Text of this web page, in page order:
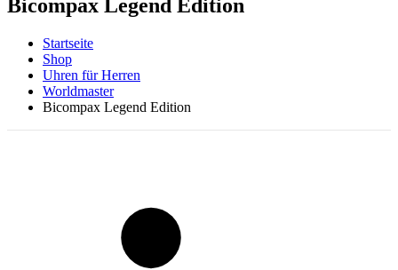
Bicompax Legend Edition
Startseite
Shop
Uhren für Herren
Worldmaster
Bicompax Legend Edition